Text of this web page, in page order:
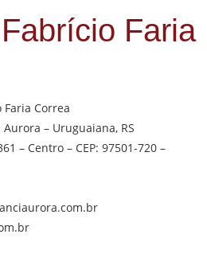
Faria
Correa
Aurora – Uruguaiana, RS
– Centro – CEP: 97501-720 –